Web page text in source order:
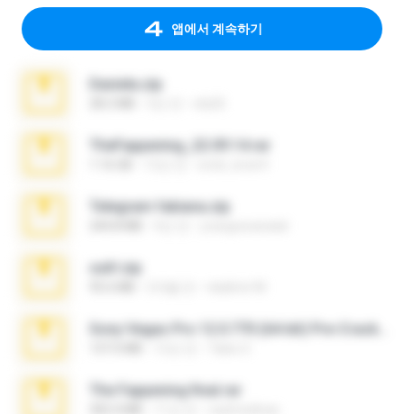
앱에서 계속하기
Daniela.zip
TheFappening_22.09.14.rar
Telegram fabiana.zip
ouh!.zip
The Fappening final.rar